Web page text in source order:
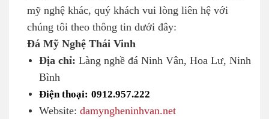
mỹ nghệ khác, quý khách vui lòng liên hệ với
chúng tôi theo thông tin dưới đây:
Đá Mỹ Nghệ Thái Vinh
Địa chỉ: Làng nghề đá Ninh Vân, Hoa Lư, Ninh
Bình
Điện thoại: 0912.957.222
Website: damyngheninhvan.net